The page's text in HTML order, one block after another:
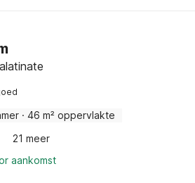
· 46 m² oppervlakte
21 meer
aankomst